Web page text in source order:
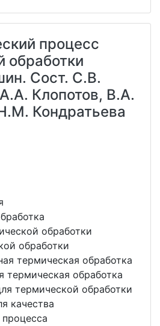
процесс
обработки
Сост. С.В.
Клопотов, В.А.
Кондратьева
обработки
обработки
термическая обработка
термическая обработка
термической обработки
качества
процесса